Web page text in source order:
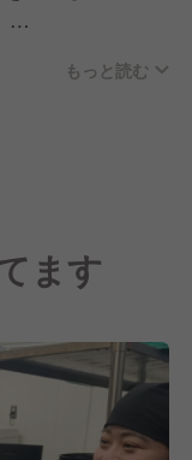
チュームで店舗
会社の成長」と
働きやすい環境
もっと読む
ます